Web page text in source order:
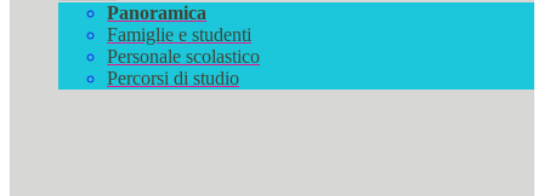
Panoramica
Famiglie e studenti
Personale scolastico
Percorsi di studio